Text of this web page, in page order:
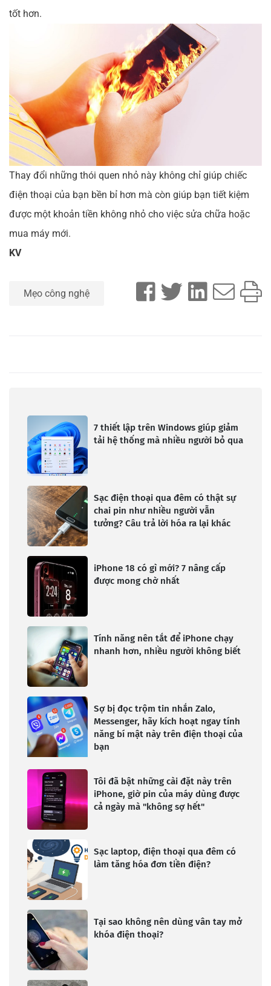
tốt hơn.
Thay đổi những thói quen nhỏ này không chỉ giúp chiếc
điện thoại của bạn bền bỉ hơn mà còn giúp bạn tiết kiệm
được một khoản tiền không nhỏ cho việc sửa chữa hoặc
mua máy mới.
KV
Mẹo công nghệ
7 thiết lập trên Windows giúp giảm
tải hệ thống mà nhiều người bỏ qua
Sạc điện thoại qua đêm có thật sự
chai pin như nhiều người vẫn
tưởng? Câu trả lời hóa ra lại khác
iPhone 18 có gì mới? 7 nâng cấp
được mong chờ nhất
Tính năng nên tắt để iPhone chạy
nhanh hơn, nhiều người không biết
Sợ bị đọc trộm tin nhắn Zalo,
Messenger, hãy kích hoạt ngay tính
năng bí mật này trên điện thoại của
bạn
Tôi đã bật những cài đặt này trên
iPhone, giờ pin của máy dùng được
cả ngày mà "không sợ hết"
Sạc laptop, điện thoại qua đêm có
làm tăng hóa đơn tiền điện?
Tại sao không nên dùng vân tay mở
khóa điện thoại?